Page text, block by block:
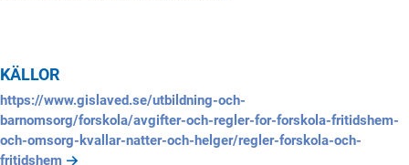
KÄLLOR
https://www.gislaved.se/utbildning-och-
barnomsorg/forskola/avgifter-och-regler-for-forskola-fritidshem-
och-omsorg-kvallar-natter-och-helger/regler-forskola-och-
fritidshem